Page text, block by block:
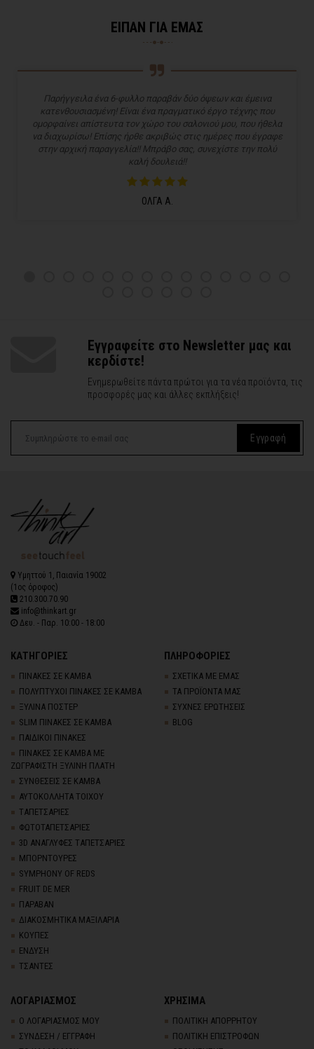
ΕΙΠΑΝ ΓΙΑ ΕΜΑΣ
Παρήγγειλα ένα 6-φυλλο παραβάν δύο όψεων και έμεινα
κατενθουσιασμένη! Είναι ένα πραγματικό έργο τέχνης που
ομορφαίνει απίστευτα τον χώρο του σαλονιού μου, που ήθελα
να διαχωρίσω! Επίσης ήρθε ακριβώς στις ημέρες που έγραφε
στην αρχική παραγγελία!! Μπράβο σας, συνεχίστε την πολύ
καλή δουλειά!!
ΟΛΓΑ Α.
Εγγραφείτε στο Newsletter μας και
κερδίστε!
Ενημερωθείτε πάντα πρώτοι για τα νέα προϊόντα, τις
προσφορές μας και άλλες εκπλήξεις!
Εγγραφή
Υμηττού 1, Παιανία 19002
(1ος όροφος)
210.300.70.90
info@thinkart.gr
Δευ. - Παρ. 10:00 - 18:00
ΚΑΤΗΓΟΡΙΕΣ
ΠΙΝΑΚΕΣ ΣΕ ΚΑΜΒΑ
ΠΟΛΥΠΤΥΧΟΙ ΠΙΝΑΚΕΣ ΣΕ ΚΑΜΒΑ
ΞΥΛΙΝΑ ΠΟΣΤΕΡ
SLIM ΠΙΝΑΚΕΣ ΣΕ ΚΑΜΒΑ
ΠΑΙΔΙΚΟΙ ΠΙΝΑΚΕΣ
ΠΙΝΑΚΕΣ ΣΕ ΚΑΜΒΑ ΜΕ
ΖΩΓΡΑΦΙΣΤΗ ΞΥΛΙΝΗ ΠΛΑΤΗ
ΣΥΝΘΕΣΕΙΣ ΣΕ ΚΑΜΒΑ
ΑΥΤΟΚΟΛΛΗΤΑ ΤΟΙΧΟΥ
TΑΠΕΤΣΑΡΙΕΣ
ΦΩΤΟΤΑΠΕΤΣΑΡΙΕΣ
3D AΝΑΓΛΥΦΕΣ TΑΠΕΤΣΑΡΙΕΣ
ΜΠΟΡΝΤΟΥΡΕΣ
SYMPHONY OF REDS
FRUIT DE MER
ΠΑΡΑΒΑΝ
ΔΙΑΚΟΣΜΗΤΙΚΑ ΜΑΞΙΛΑΡΙΑ
ΚΟΥΠΕΣ
ΕΝΔΥΣΗ
ΤΣΑΝΤΕΣ
ΠΛΗΡΟΦΟΡΙΕΣ
ΣΧΕΤΙΚΑ ΜΕ ΕΜΑΣ
ΤΑ ΠΡΟΪΟΝΤΑ ΜΑΣ
ΣΥΧΝΕΣ ΕΡΩΤΗΣΕΙΣ
BLOG
ΛΟΓΑΡΙΑΣΜΟΣ
Ο ΛΟΓΑΡΙΑΣΜΟΣ ΜΟΥ
ΣΥΝΔΕΣΗ / ΕΓΓΡΑΦΗ
ΧΡΗΣΙΜΑ
ΠΟΛΙΤΙΚΗ ΑΠΟΡΡΗΤΟΥ
ΠΟΛΙΤΙΚΗ ΕΠΙΣΤΡΟΦΩΝ